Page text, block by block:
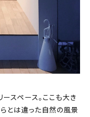
スペース。ここも大き
とは違った自然の風景